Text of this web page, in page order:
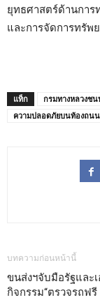
ยุทธศาสตร์ด้านการ
และการจัดการทรัพ
แท็ก กรมทางหลวงช
ความปลอดภัยบนท้องถนน
บทความก่อนหน้านี้
ขนส่งฯจับมือรัฐและ
กิจกรรม“ตรวจรถฟ